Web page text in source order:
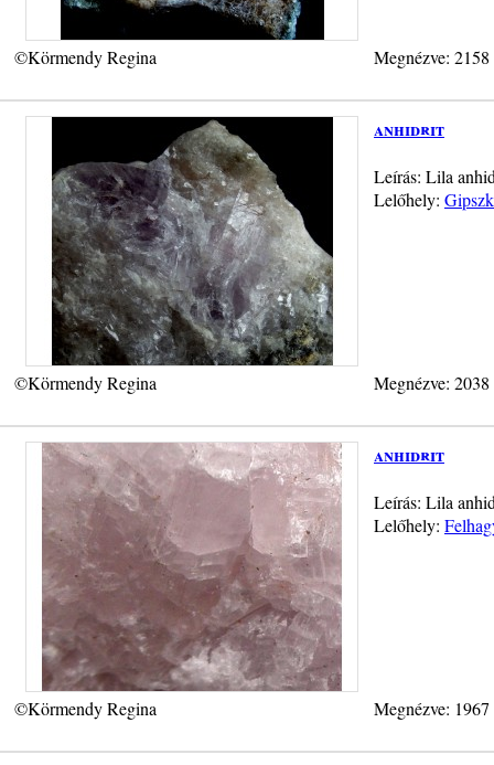
©Körmendy Regina Megnézve:
anhidrit
Leírás: Lila
Lelőhely:
©Körmendy Regina Megnézve:
anhidrit
Leírás: Lila
Lelőhely:
©Körmendy Regina Megnézve: